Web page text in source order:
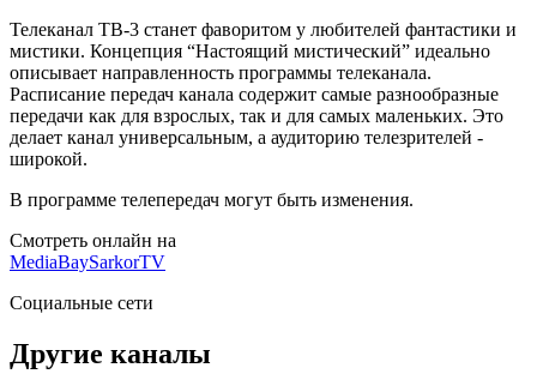
Телеканал ТВ-3 станет фаворитом у любителей фантастики и
мистики. Концепция “Настоящий мистический” идеально
описывает направленность программы телеканала.
Расписание передач канала содержит самые разнообразные
передачи как для взрослых, так и для самых маленьких. Это
делает канал универсальным, а аудиторию телезрителей -
широкой.
В программе телепередач могут быть изменения.
Смотреть онлайн на
MediaBaySarkorTV
Социальные сети
Другие каналы